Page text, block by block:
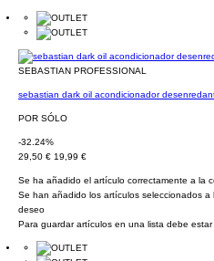
SEBASTIAN PROFESSIONAL
sebastian dark oil acondicionador
POR SÓLO
-32.24%
29,50 € 19,99 €
Se ha añadido el artículo correctamente a la
Se han añadido los artículos seleccionados a
deseo
Para guardar artículos en una lista debe